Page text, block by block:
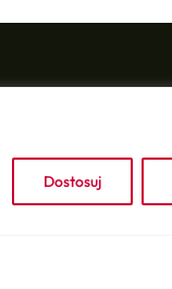
Dostosuj
Sprzedaj swój sprzęt